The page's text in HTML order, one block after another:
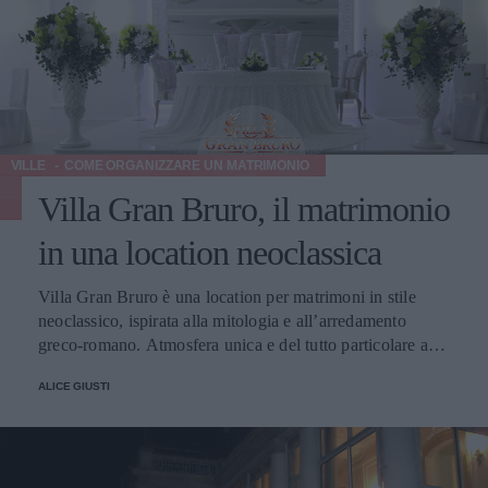
17. È possibile anche inviare una email a
biagio34@hotmail.com.
VILLE COME ORGANIZZARE UN MATRIMONIO
Villa Gran Bruro, il matrimonio
in una location neoclassica
Villa Gran Bruro è una location per matrimoni in stile
neoclassico, ispirata alla mitologia e all’arredamento
greco-romano. Atmosfera unica e del tutto particolare a
Coperti Servizi Menu Prezzi Contatti Spazi e numero di
Tempio, affrescata ed elegante, la Sala Nettuno, nei toni
del blu, e la Sala Lucillo, arredata con ampi tendaggi. La
ALICE GIUSTI